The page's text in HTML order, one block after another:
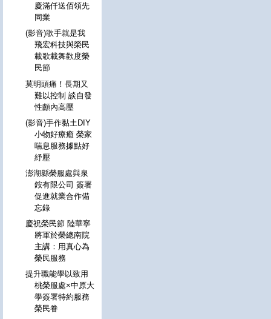
慶滿仟送佰領先
同業
(影音)歌手就是我
飛宏科技與榮民
載歌載舞歡度榮
民節
莫明頭痛！長期又
難以控制 談自發
性顱內高壓
(影音)手作黏土DIY
小物好療癒 榮家
喘息服務據點好
紓壓
澎湖縣榮服處與泉
銨有限公司 簽署
促進就業合作備
忘錄
慶祝榮民節 陸華寧
將軍於榮總南院
主講：用真心為
榮民服務
提升職能學以致用
桃榮服處×中原大
學簽署特約服務
榮民眷